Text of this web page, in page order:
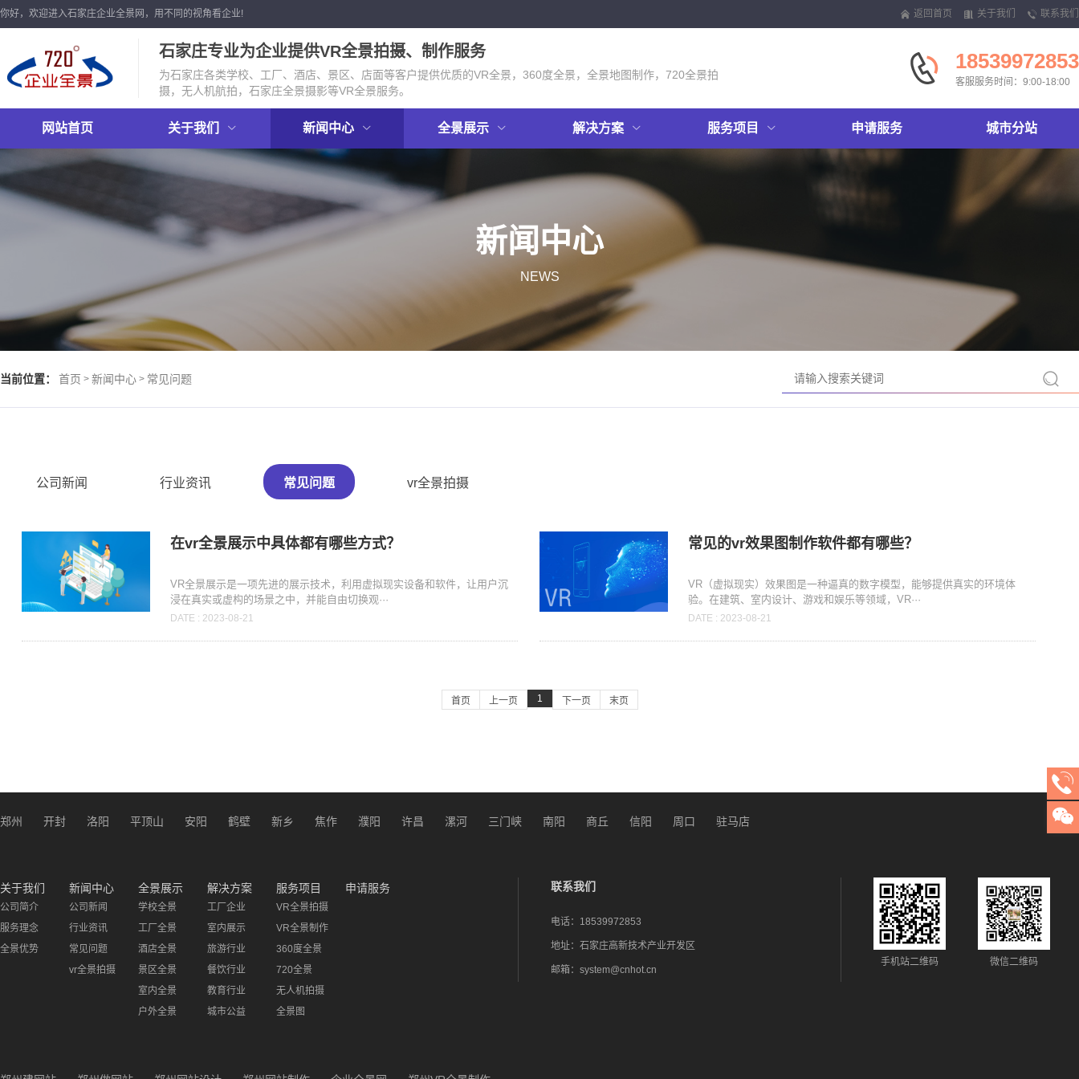
你好，欢迎进入石家庄企业全景网，用不同的视角看企业! 返回首页 关于我们 联系我们
石家庄专业为企业提供VR全景拍摄、制作服务
为石家庄各类学校、工厂、酒店、景区、店面等客户提供优质的VR全景，360度全景，全景地图制作，720全景拍
摄，无人机航拍，石家庄全景摄影等VR全景服务。
18539972853
客服服务时间：9:00-18:00
网站首页 关于我们 新闻中心 全景展示 解决方案 服务项目 申请服务 城市分站
新闻中心
NEWS
当前位置： 首页 > 新闻中心 > 常见问题
公司新闻 行业资讯 常见问题 vr全景拍摄
在vr全景展示中具体都有哪些方式？
VR全景展示是一项先进的展示技术，利用虚拟现实设备和软件，让用户沉
浸在真实或虚构的场景之中，并能自由切换观···
DATE : 2023-08-21
常见的vr效果图制作软件都有哪些？
VR（虚拟现实）效果图是一种逼真的数字模型，能够提供真实的环境体
验。在建筑、室内设计、游戏和娱乐等领域，VR···
DATE : 2023-08-21
首页 上一页 1 下一页 末页
郑州 开封 洛阳 平顶山 安阳 鹤壁 新乡 焦作 濮阳 许昌 漯河 三门峡 南阳 商丘 信阳 周口 驻马店
关于我们
公司简介
服务理念
全景优势
新闻中心
公司新闻
行业资讯
常见问题
vr全景拍摄
全景展示
学校全景
工厂全景
酒店全景
景区全景
室内全景
户外全景
解决方案
工厂企业
室内展示
旅游行业
餐饮行业
教育行业
城市公益
服务项目
VR全景拍摄
VR全景制作
360度全景
720全景
无人机拍摄
全景图
申请服务 联系我们
电话： 18539972853
地址： 石家庄高新技术产业开发区
邮箱： system@cnhot.cn
手机站二维码 微信二维码